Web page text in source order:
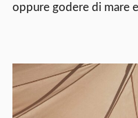
oppure godere di mare